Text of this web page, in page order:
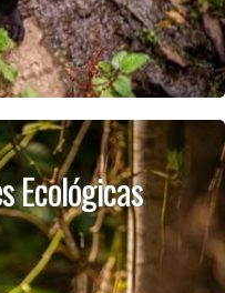
Ecológicas